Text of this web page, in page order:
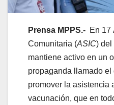
Prensa MPPS.- En 17
Comunitaria (ASIC) del
mantiene activo en un
propaganda llamado el
promover la asistencia
vacunación, que en